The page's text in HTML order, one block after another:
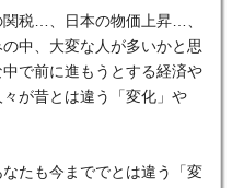
関税…、日本の物価上昇…、
中、大変な人が多いかと思
で前に進もうとする経済や
が昔とは違う「変化」や
たも今まででとは違う「変